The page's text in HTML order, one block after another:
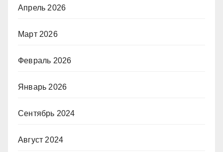
Апрель 2026
Март 2026
Февраль 2026
Январь 2026
Сентябрь 2024
Август 2024